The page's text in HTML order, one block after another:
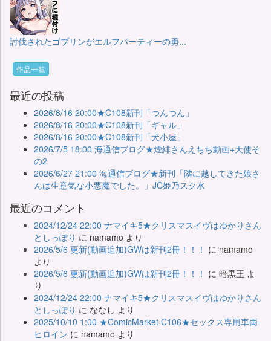
討伐されたゴブリンがエルフパーティーの勇...
作品一覧
最近の投稿
2026/8/16 20:00★C108新刊「つんつん」
2026/8/16 20:00★C108新刊「ギャル」
2026/8/16 20:00★C108新刊「犬小屋」
2026/7/5 18:00 海通信ブログ★煙緋さんえちち動画+天使そ
の2
2026/6/27 21:00 海通信ブログ★新刊「隣に越してきた娘さ
んは生意気な小悪魔でした。」JC姫乃スク水
最近のコメント
2024/12/24 22:00 ナマイキ5★クリスマスイヴはゆかりさん
としっぽり に namamo より
2026/5/6 更新(動画追加)GWは新刊2冊！！！ に namamo
より
2026/5/6 更新(動画追加)GWは新刊2冊！！！ に 暗黒王 よ
り
2024/12/24 22:00 ナマイキ5★クリスマスイヴはゆかりさん
としっぽり に ななし より
2025/10/10 1:00 ★ComicMarket C106★セックス専用車両-
ヒロイン に namamo より